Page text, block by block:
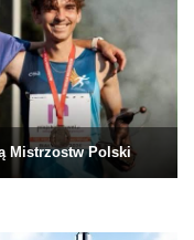
Mistrzostw Polski